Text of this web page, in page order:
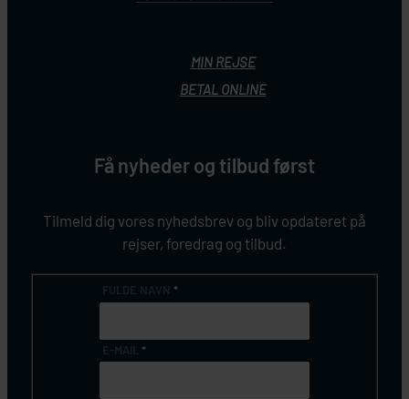
MIN REJSE
BETAL ONLINE
Få nyheder og tilbud først
Tilmeld dig vores nyhedsbrev og bliv opdateret på
rejser, foredrag og tilbud.
*
*